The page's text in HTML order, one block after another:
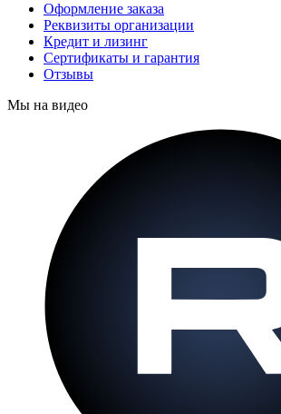
Оформление заказа
Реквизиты организации
Кредит и лизинг
Сертификаты и гарантия
Отзывы
Мы на видео